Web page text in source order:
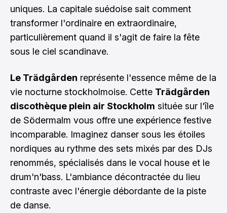
uniques. La capitale suédoise sait comment
transformer l'ordinaire en extraordinaire,
particulièrement quand il s'agit de faire la fête
sous le ciel scandinave.
Le Trädgården représente l'essence même de la
vie nocturne stockholmoise. Cette Trädgården
discothèque plein air Stockholm située sur l'île
de Södermalm vous offre une expérience festive
incomparable. Imaginez danser sous les étoiles
nordiques au rythme des sets mixés par des DJs
renommés, spécialisés dans le vocal house et le
drum'n'bass. L'ambiance décontractée du lieu
contraste avec l'énergie débordante de la piste
de danse.